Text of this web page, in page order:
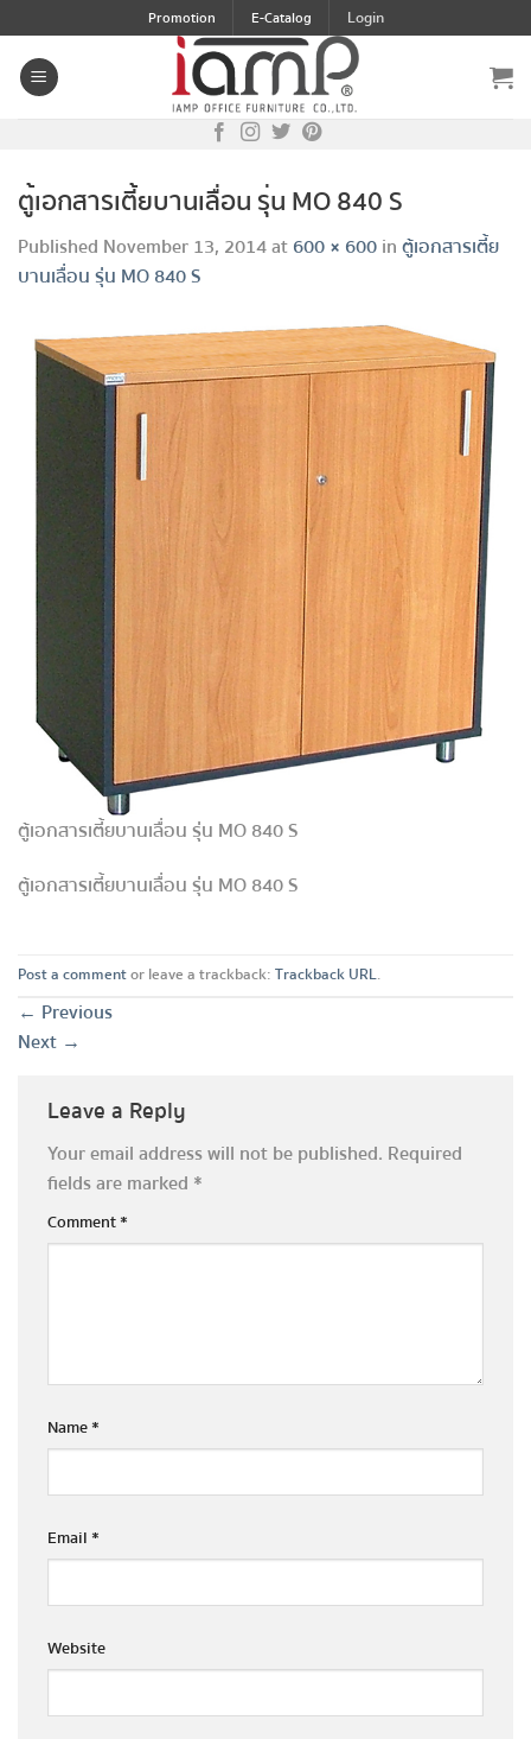
to
content
Promotion E-Catalog Login
ตู้เอกสารเตี้ยบานเลื่อน รุ่น MO 840 S
Published November 13, 2014at600 × 600inตู้เอกสารเตี้ย
บานเลื่อน รุ่น MO 840 S
ตู้เอกสารเตี้ยบานเลื่อน รุ่น MO 840 S
ตู้เอกสารเตี้ยบานเลื่อน รุ่น MO 840 S
Post a commentor leave a trackback: Trackback URL.
← Previous
Next →
Leave a Reply
Your email address will not be published. Required
fields are marked *
Comment*
Name*
Email *
Website